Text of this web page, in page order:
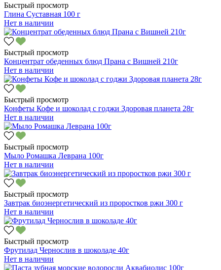
Быстрый просмотр
Глина Суставная 100 г
Нет в наличии
Быстрый просмотр
Концентрат обеденных блюд Прана с Вишней 210г
Нет в наличии
Быстрый просмотр
Конфеты Кофе и шоколад с годжи Здоровая планета 28г
Нет в наличии
Быстрый просмотр
Мыло Ромашка Леврана 100г
Нет в наличии
Быстрый просмотр
Завтрак биоэнергетический из проростков ржи 300 г
Нет в наличии
Быстрый просмотр
Фрутилад Чернослив в шоколаде 40г
Нет в наличии